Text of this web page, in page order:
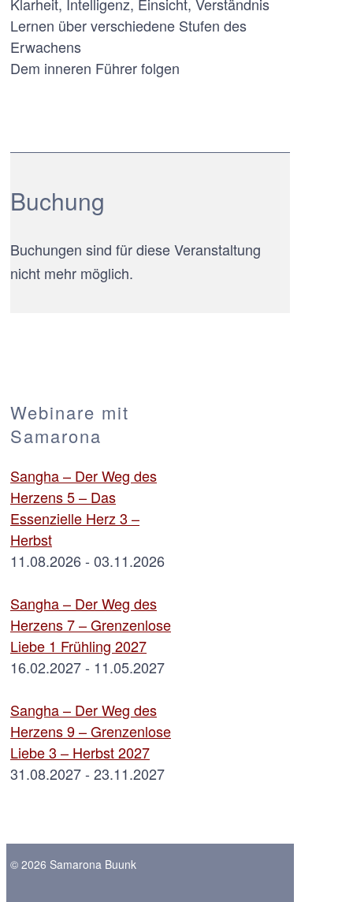
Lernen über verschiedene Stufen des
Erwachens
Dem inneren Führer folgen
Buchung
Buchungen sind für diese Veranstaltung
nicht mehr möglich.
Webinare mit
Samarona
Sangha – Der Weg des
Herzens 5 – Das
Essenzielle Herz 3 –
Herbst
11.08.2026 - 03.11.2026
Sangha – Der Weg des
Herzens 7 – Grenzenlose
Liebe 1 Frühling 2027
16.02.2027 - 11.05.2027
Sangha – Der Weg des
Herzens 9 – Grenzenlose
Liebe 3 – Herbst 2027
31.08.2027 - 23.11.2027
© 2026 Samarona Buunk